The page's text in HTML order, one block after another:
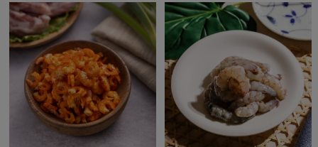
保健食品
居家好物
美妝保養 個人清潔
家庭清潔 織品
圖書禮品
涼拌沙拉
飲品
主題食譜
異國料理
議題活動
主婦聯盟X樂齡網特約優惠案
30%rPET紅烏龍茶
2024農業發展計畫年度報告
更多議題活動
減添加物 減塑減廢
公益金 食農教育
更多議題
生活者e週報
綠主張月刊
社員權益
合作社法規
社務專區
選舉專區